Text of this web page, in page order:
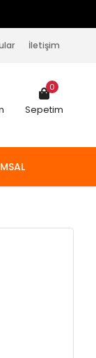
İletişim
Sepetim
0